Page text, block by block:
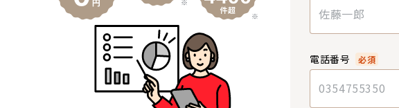
電話番号 必須